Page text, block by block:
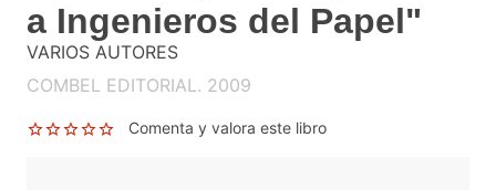
a Ingenieros del Papel"
VARIOS AUTORES
COMBEL EDITORIAL. 2009
Comenta y valora este libro